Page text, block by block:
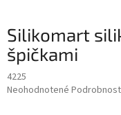
Silikomart
špičkami
4225
Priemerné
Neohodnotené